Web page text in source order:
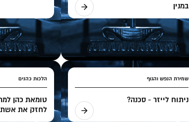
במנין
שמירת הנפש והגוף
ניתוח לייזר - סכנה?
הלכות כהנים
טומאת כהן
לחזק את